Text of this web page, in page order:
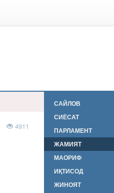
4911
САЙЛОВ
СИЁСАТ
ПАРЛАМЕНТ
ЖАМИЯТ
МАОРИФ
ИҚТИСОД
ЖИНОЯТ